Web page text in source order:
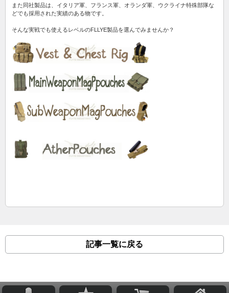
また同社製品は、イタリア軍、フランス軍、オランダ軍、ウクライナ特殊部隊な
どでも採用された実績のある物です。
そんな実戦でも使えるレベルのFLLYE製品を選んでみませんか？
記事一覧に戻る